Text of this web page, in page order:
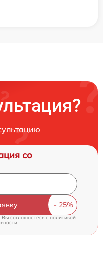
со
Вы соглашаетесь cполитикой